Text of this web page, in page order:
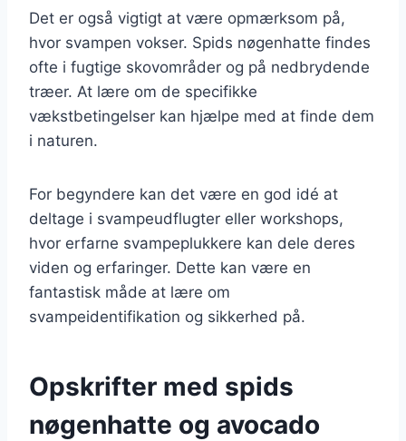
Det er også vigtigt at være opmærksom på,
hvor svampen vokser. Spids nøgenhatte findes
ofte i fugtige skovområder og på nedbrydende
træer. At lære om de specifikke
vækstbetingelser kan hjælpe med at finde dem
i naturen.
For begyndere kan det være en god idé at
deltage i svampeudflugter eller workshops,
hvor erfarne svampeplukkere kan dele deres
viden og erfaringer. Dette kan være en
fantastisk måde at lære om
svampeidentifikation og sikkerhed på.
Opskrifter med spids
nøgenhatte og avocado